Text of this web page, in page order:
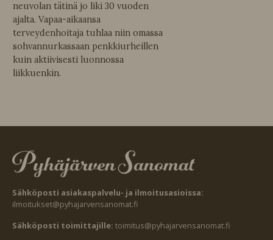
neuvolan tätinä jo liki 30 vuoden
ajalta. Vapaa-aikaansa
terveydenhoitaja tuhlaa niin omassa
sohvannurkassaan penkkiurheillen
kuin aktiivisesti luonnossa
liikkuenkin.
Sähköposti asiakaspalvelu- ja ilmoitusasioissa:
ilmoitukset@pyhajarvensanomat.fi
Sähköposti toimittajille: toimitus@pyhajarvensanomat.fi